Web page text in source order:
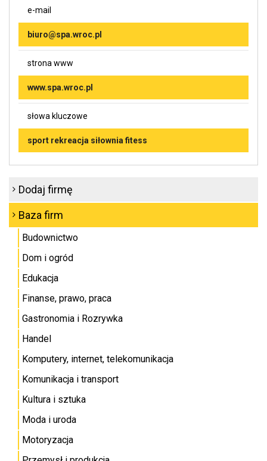
e-mail
biuro@spa.wroc.pl
strona www
www.spa.wroc.pl
słowa kluczowe
sport rekreacja siłownia fitess
Dodaj firmę
Baza firm
Budownictwo
Dom i ogród
Edukacja
Finanse, prawo, praca
Gastronomia i Rozrywka
Handel
Komputery, internet, telekomunikacja
Komunikacja i transport
Kultura i sztuka
Moda i uroda
Motoryzacja